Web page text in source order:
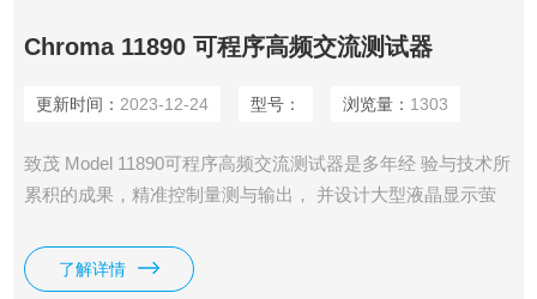
Chroma 11890 可程序高频交流测试器
更新时间： 2023-12-24 型号： 浏览量： 1303
致茂 Model 11890可程序高频交流测试器是多年经 验与技术所
累积的成果，精准控制量测与输出， 并设计大型液晶显示萤
以透过电脑监 控寿命试验的状况，包含测试条件与监控状
况。 精密的量测数据和人性化操作设计可以提升测试 的可靠
了解详情